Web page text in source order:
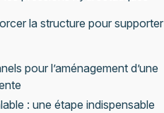
la structure pour supporter
pour l’aménagement d’une
: une étape indispensable